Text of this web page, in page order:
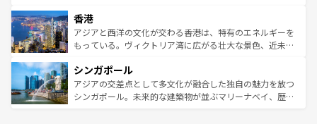
とつ。フォーやバインミー、ベトナムコーヒーなどは、ぜ
ひ現地で味わいたい。どの地域を訪れてもあたたかい人々
が旅行者を迎えてくれるので、きっと忘れられない旅にな
参照してほしい。
の活気が交差している。北部ではチェンマイなどの山岳地
帯で自然と触れ合い、南部ではプーケットやクラビの美し
いビーチでリゾート気分を楽しむことができる。タイ料理
激する。気候は一年中温暖で、どの季節にも異なる楽しみ
が待っている。親しみやすいタイの人々、仏教を中心とし
た文化、そして多様な観光資源が、訪れる旅人を魅了し続
香港
アジアと西洋の文化が交わる香港は、特有のエネルギーを
もっている。ヴィクトリア湾に広がる壮大な景色、近未来
み、どこを訪れても感動するはず。観光スポットが密集し
ており、効率よく見どころを回れるのも魅力。息をのむよ
うな絶景から文化的な体験まで、香港を存分に楽しみ尽く
シンガポール
アジアの交差点として多文化が融合した独自の魅力を放つ
シンガポール。未来的な建築物が並ぶマリーナベイ、歴史